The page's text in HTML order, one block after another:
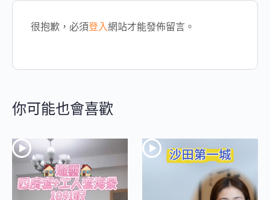
很抱歉，必須登入網站才能發佈留言。
你可能也會喜歡